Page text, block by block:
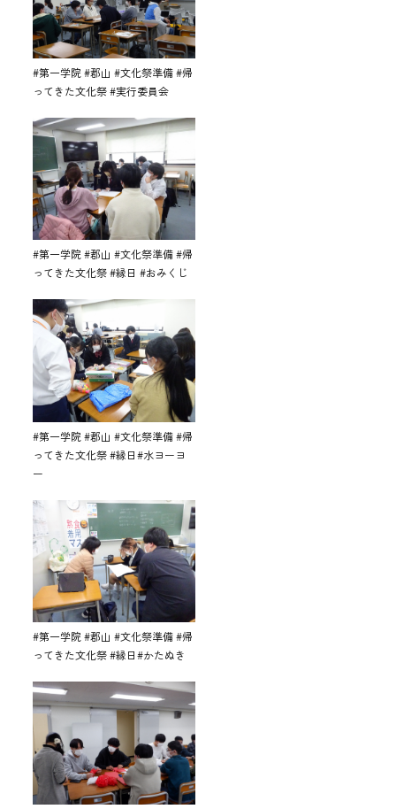
#第一学院 #郡山 #文化祭準備 #帰
ってきた文化祭 #実行委員会
#第一学院 #郡山 #文化祭準備 #帰
ってきた文化祭 #縁日 #おみくじ
#第一学院 #郡山 #文化祭準備 #帰
ってきた文化祭 #縁日#水ヨーヨ
ー
#第一学院 #郡山 #文化祭準備 #帰
ってきた文化祭 #縁日#かたぬき